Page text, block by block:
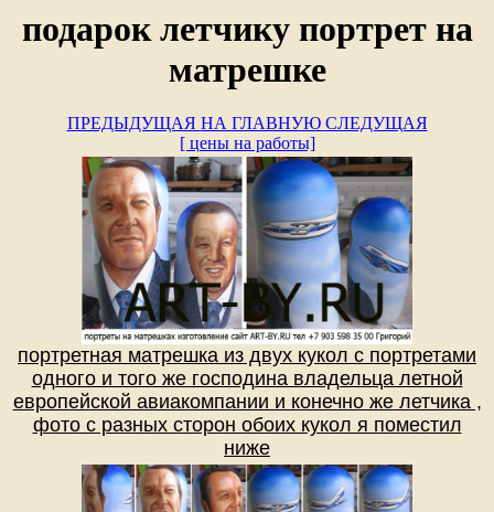
подарок летчику портрет на
матрешке
ПРЕДЫДУЩАЯ НА ГЛАВНУЮ СЛЕДУЩАЯ
[ цены на работы]
портретная матрешка из двух кукол с портретами
одного и того же господина владельца летной
европейской авиакомпании и конечно же летчика ,
фото с разных сторон обоих кукол я поместил
ниже